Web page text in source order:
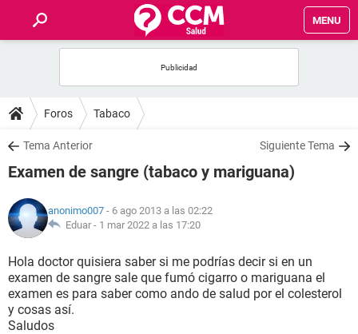
MENU
FOROS
SALUD
NUTRICIÓN
BIENESTAR
SEXUALIDAD
Foros Tabaco
Tema Anterior Siguiente Tema
Examen de sangre (tabaco y mariguana)
anonimo007 - 6 ago 2013 a las 02:22
Eduar - 1 mar 2022 a las 17:20
Hola doctor quisiera saber si me podrías decir si en un
examen de sangre sale que fumó cigarro o mariguana el
examen es para saber como ando de salud por el colesterol
y cosas así.
Saludos